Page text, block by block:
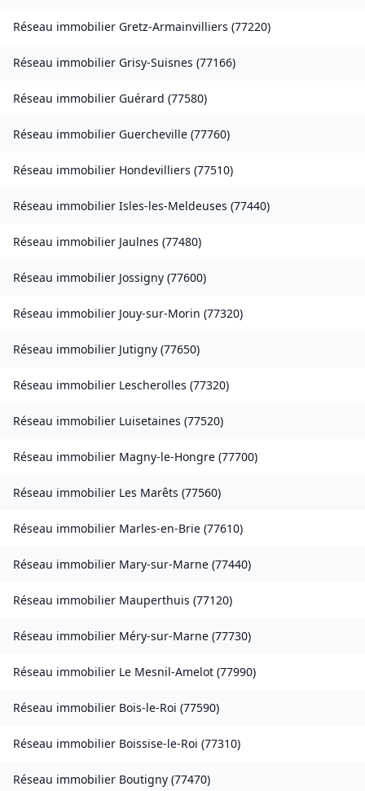
Réseau immobilier Gretz-Armainvilliers (77220)
Réseau immobilier Grisy-Suisnes (77166)
Réseau immobilier Guérard (77580)
Réseau immobilier Guercheville (77760)
Réseau immobilier Hondevilliers (77510)
Réseau immobilier Isles-les-Meldeuses (77440)
Réseau immobilier Jaulnes (77480)
Réseau immobilier Jossigny (77600)
Réseau immobilier Jouy-sur-Morin (77320)
Réseau immobilier Jutigny (77650)
Réseau immobilier Lescherolles (77320)
Réseau immobilier Luisetaines (77520)
Réseau immobilier Magny-le-Hongre (77700)
Réseau immobilier Les Marêts (77560)
Réseau immobilier Marles-en-Brie (77610)
Réseau immobilier Mary-sur-Marne (77440)
Réseau immobilier Mauperthuis (77120)
Réseau immobilier Méry-sur-Marne (77730)
Réseau immobilier Le Mesnil-Amelot (77990)
Réseau immobilier Bois-le-Roi (77590)
Réseau immobilier Boissise-le-Roi (77310)
Réseau immobilier Boutigny (77470)